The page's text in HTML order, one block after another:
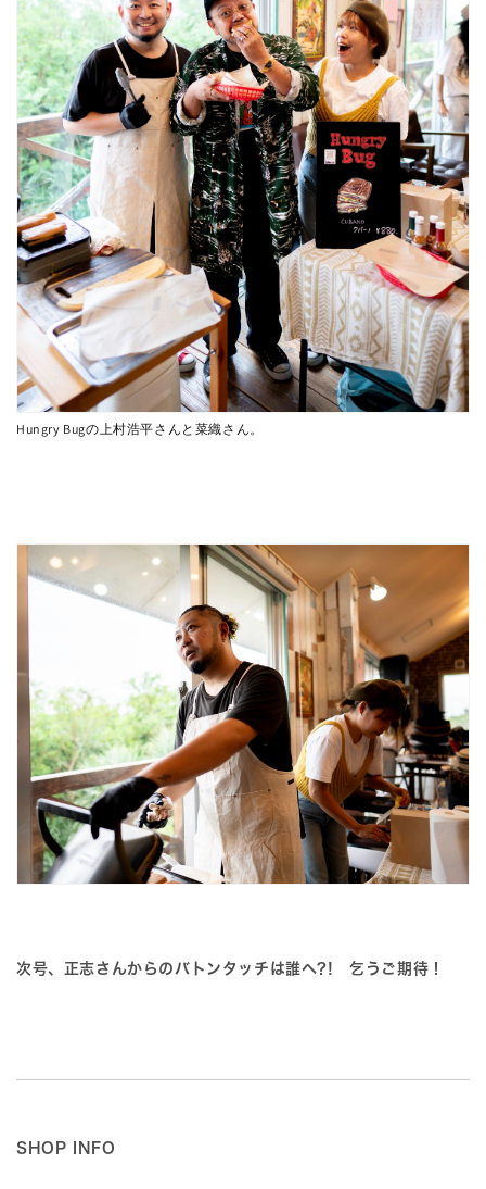
Hungry Bugの上村浩平さんと菜織さん。
次号、正志さんからのバトンタッチは誰へ?! 乞うご期待！
SHOP INFO